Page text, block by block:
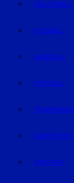
VOLLEYBALL
FUSSBALL
HANDBALL
FOOTBALL
TRABRENNEN
KAMPFSPORT
SONSTIGE